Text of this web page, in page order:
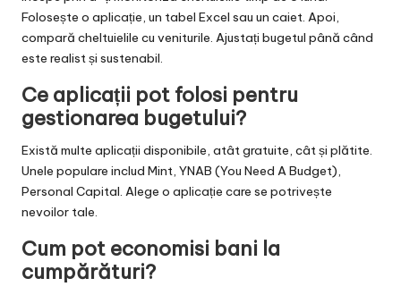
Folosește o aplicație, un tabel Excel sau un caiet. Apoi,
compară cheltuielile cu veniturile. Ajustați bugetul până când
este realist și sustenabil.
Ce aplicații pot folosi pentru
gestionarea bugetului?
Există multe aplicații disponibile, atât gratuite, cât și plătite.
Unele populare includ Mint, YNAB (You Need A Budget),
Personal Capital. Alege o aplicație care se potrivește
nevoilor tale.
Cum pot economisi bani la
cumpărături?